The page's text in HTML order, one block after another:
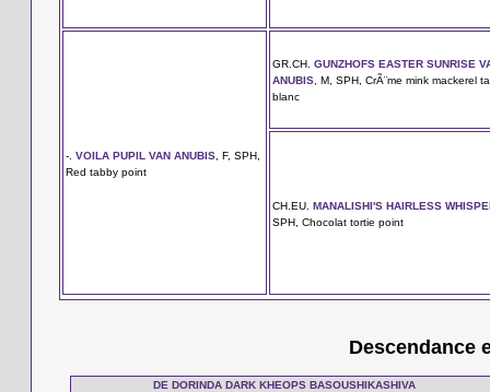
-. VOILA PUPIL VAN ANUBIS , F, SPH,
Red tabby point
GR.CH. GUNZHOFS EASTER SUNRISE
ANUBIS , M, SPH, CrÃ¨me mink mackerel
blanc
CH.EU. MANALISHI'S HAIRLESS
SPH, Chocolat tortie point
Descendance
DE DORINDA DARK KHEOPS BASOUSHIKASHIVA